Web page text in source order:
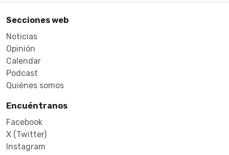
Secciones web
Noticias
Opinión
Calendar
Podcast
Quiénes somos
Encuéntranos
Facebook
X (Twitter)
Instagram